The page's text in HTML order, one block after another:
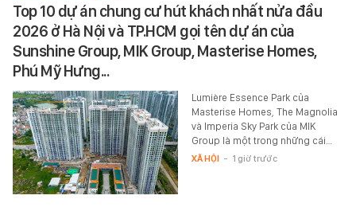
Top 10 dự án chung cư hút khách nhất nửa đầu
2026 ở Hà Nội và TP.HCM gọi tên dự án của
Sunshine Group, MIK Group, Masterise Homes,
Phú Mỹ Hưng...
Lumière Essence Park của
Masterise Homes, The Magnolia
và Imperia Sky Park của MIK
Group là một trong những cái…
XÃ HỘI - 1 giờ trước